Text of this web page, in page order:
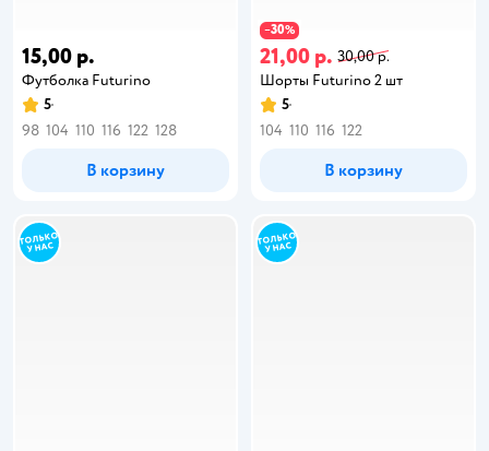
15,00 р.
Футболка Futurino
5
98 104 110 116 122 128
В корзину
−30%
21,00 р. 30,00 р.
Шорты Futurino 2 шт
5
104 110 116 122
В корзину